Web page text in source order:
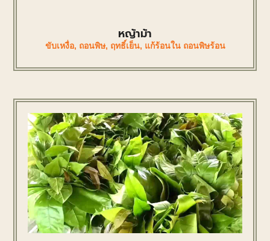
หญ้าม้า
ขับเหงื่อ, ถอนพิษ, ฤทธิ์เย็น, แก้ร้อนใน ถอนพิษร้อน